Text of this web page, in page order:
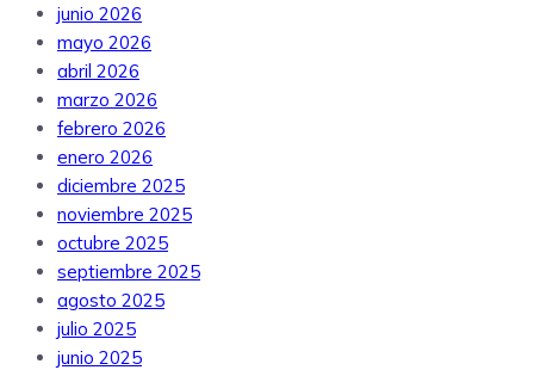
junio 2026
mayo 2026
abril 2026
marzo 2026
febrero 2026
enero 2026
diciembre 2025
noviembre 2025
octubre 2025
septiembre 2025
agosto 2025
julio 2025
junio 2025